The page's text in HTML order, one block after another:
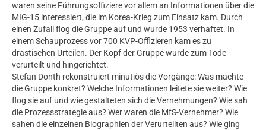
waren seine Führungsoffiziere vor allem an Informationen über die
MIG-15 interessiert, die im Korea-Krieg zum Einsatz kam. Durch
einen Zufall flog die Gruppe auf und wurde 1953 verhaftet. In
einem Schauprozess vor 700 KVP-Offizieren kam es zu
drastischen Urteilen. Der Kopf der Gruppe wurde zum Tode
verurteilt und hingerichtet.
Stefan Donth rekonstruiert minutiös die Vorgänge: Was machte
die Gruppe konkret? Welche Informationen leitete sie weiter? Wie
flog sie auf und wie gestalteten sich die Vernehmungen? Wie sah
die Prozessstrategie aus? Wer waren die MfS-Vernehmer? Wie
sahen die einzelnen Biographien der Verurteilten aus? Wie ging